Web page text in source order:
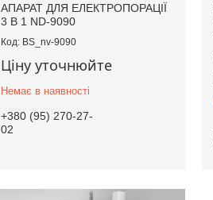
АПАРАТ ДЛЯ ЕЛЕКТРОПОРАЦІЇ
3 В 1 ND-9090
BS_nv-9090
Ціну уточнюйте
Немає в наявності
+380 (95) 270-27-
02